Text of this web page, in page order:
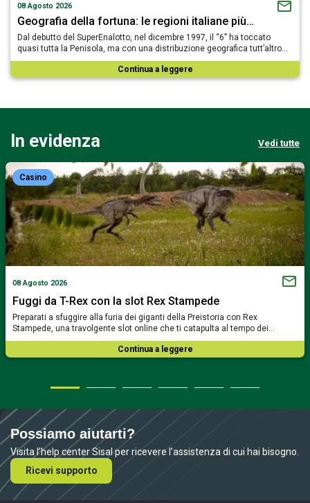
08 Agosto 2026
Geografia della fortuna: le regioni italiane più…
Dal debutto del SuperEnalotto, nel dicembre 1997, il “6” ha toccato
quasi tutta la Penisola, ma con una distribuzione geografica tutt’altro…
Continua a leggere
In evidenza Vedi tutte
Casino
08 Agosto 2026
Fuggi da T-Rex con la slot Rex Stampede
Preparati a sfuggire alla furia dei giganti della Preistoria con Rex
Stampede, una travolgente slot online che ti catapulta al tempo dei…
Continua a leggere
Possiamo aiutarti?
Visita l’help center Sisal per ricevere l’assistenza di cui hai bisogno.
Ricevi supporto